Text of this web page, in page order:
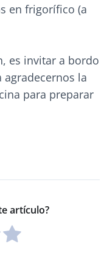
en frigorífico (a
es invitar a bordo
agradecernos la
para preparar
artículo?